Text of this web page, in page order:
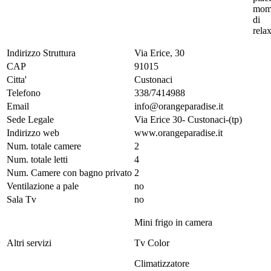
di
Indirizzo Struttura
Via Erice, 30
CAP
91015
Citta'
Custonaci
Telefono
338/7414988
Email
info@orangeparadise.it
Sede Legale
Via Erice 30- Custonaci-(tp)
Indirizzo web
www.orangeparadise.it
Num. totale camere
2
Num. totale letti
4
Num. Camere con bagno privato 2
Ventilazione a pale
no
Sala Tv
no
Altri servizi
Mini frigo in camera
Tv Color
Climatizzatore